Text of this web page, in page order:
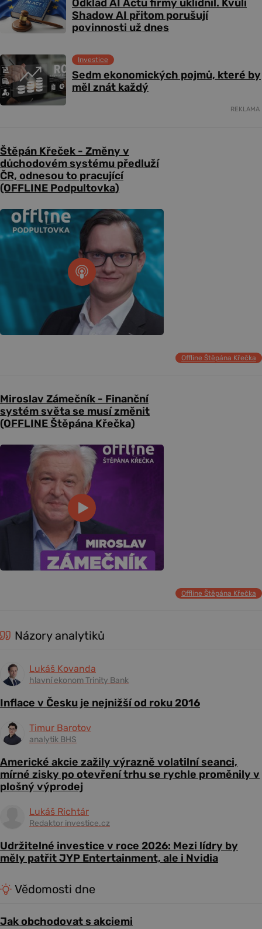
Odklad AI Actu firmy uklidnil. Kvůli
Shadow AI přitom porušují
povinnosti už dnes
Sedm ekonomických pojmů, které by
měl znát každý
Investice
REKLAMA
Štěpán Křeček - Změny v
důchodovém systému předluží
ČR, odnesou to pracující
(OFFLINE Podpultovka)
Offline Štěpána Křečka
Miroslav Zámečník - Finanční
systém světa se musí změnit
(OFFLINE Štěpána Křečka)
Offline Štěpána Křečka
Názory analytiků
Lukáš Kovanda
hlavní ekonom Trinity Bank
Inflace v Česku je nejnižší od roku 2016
Timur Barotov
analytik BHS
Americké akcie zažily výrazně volatilní seanci,
mírné zisky po otevření trhu se rychle proměnily v
plošný výprodej
Lukáš Richtár
Redaktor investice.cz
Udržitelné investice v roce 2026: Mezi lídry by
měly patřit JYP Entertainment, ale i Nvidia
Vědomosti dne
Jak obchodovat s akciemi